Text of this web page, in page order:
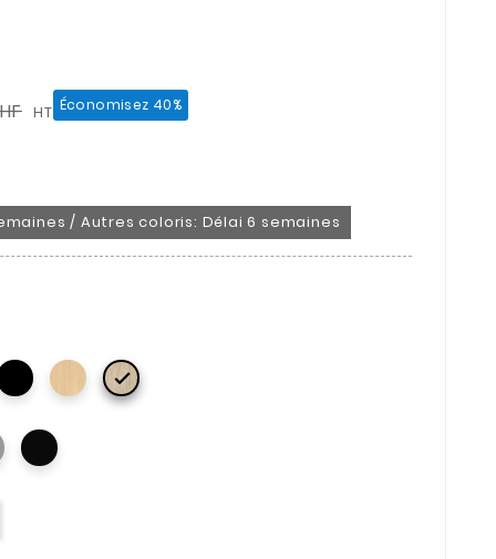
HT Économisez 40%
/ Autres coloris: Délai 6 semaines
